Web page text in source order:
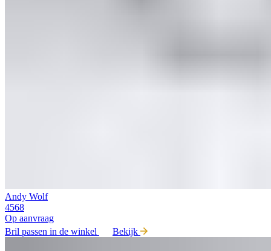
Andy Wolf
4568
Op aanvraag
Bril passen in de winkel
Bekijk